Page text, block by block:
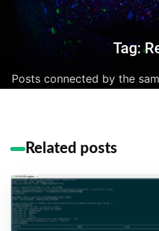
Tag:
Posts connected by the
Related posts